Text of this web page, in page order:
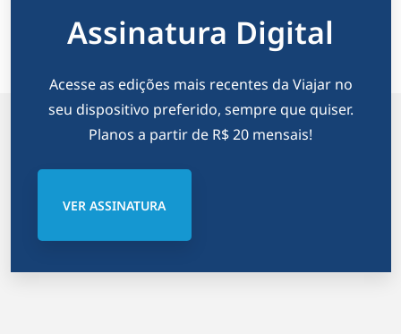
Assinatura Digital
Acesse as edições mais recentes da Viajar no
seu dispositivo preferido, sempre que quiser.
Planos a partir de R$ 20 mensais!
VER ASSINATURA